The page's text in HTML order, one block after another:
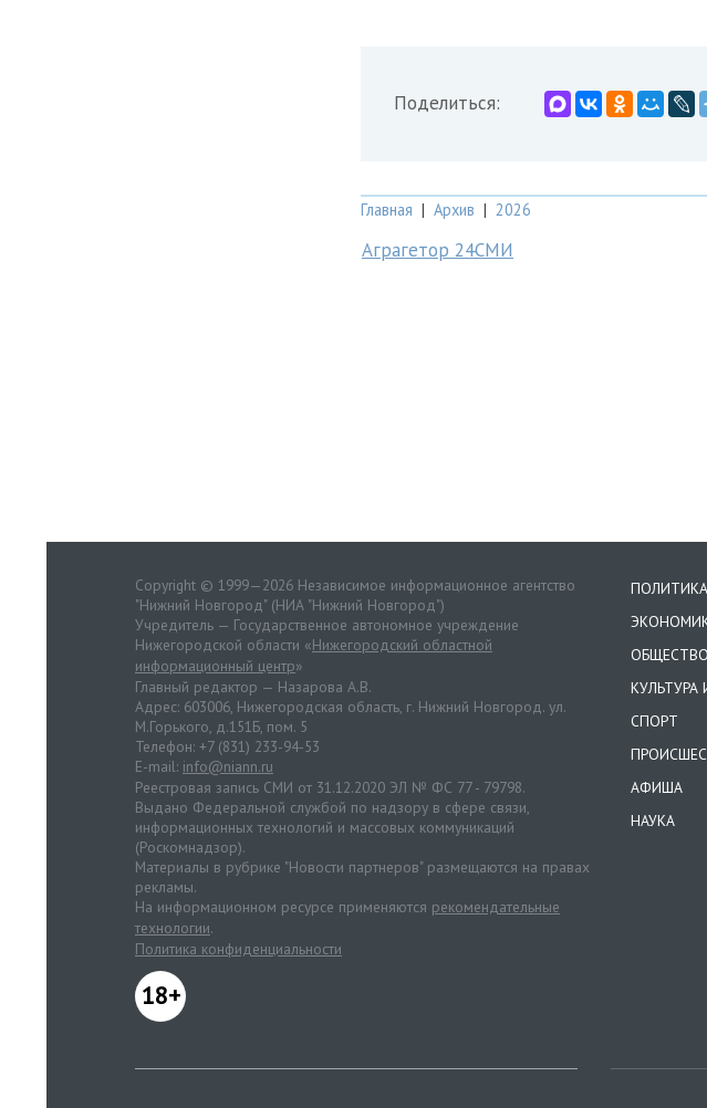
Поделиться:
Главная | Архив | 2026
Аграгетор 24СМИ
Copyright © 1999—2026 Независимое информационное агентство
"Нижний Новгород" (НИА "Нижний Новгород")
Учредитель — Государственное автономное учреждение
Нижегородской области «Нижегородский областной
информационный центр»
Главный редактор — Назарова А.В.
Адрес: 603006, Нижегородская область, г. Нижний Новгород. ул.
М.Горького, д.151Б, пом. 5
Телефон: +7 (831) 233-94-53
E-mail: info@niann.ru
Реестровая запись СМИ от 31.12.2020 ЭЛ № ФС 77 - 79798.
Выдано Федеральной службой по надзору в сфере связи,
информационных технологий и массовых коммуникаций
(Роскомнадзор).
Материалы в рубрике "Новости партнеров" размещаются на правах
рекламы.
На информационном ресурсе применяются рекомендательные
технологии.
Политика конфиденциальности
18+
ПОЛИТИКА
ОБЩЕСТВО
СПОРТ
АФИША
НАУКА